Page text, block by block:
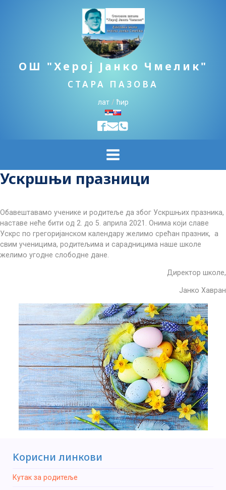
ОШ "Херој Јанко Чмелик"
СТАРА ПАЗОВА
лат/ћир
Ускршњи празници
Обавештавамо ученике и родитеље да због Ускршњих празника,
наставе неће бити од 2. до 5. априла 2021. Онима који славе
Ускрс по грегоријанском календару желимо срећан празник, а
свим ученицима, родитељима и сарадницима наше школе
желимо угодне слободне дане.
Директор школе,
Јанко Хавран
Kорисни линкови
Кутак за родитеље